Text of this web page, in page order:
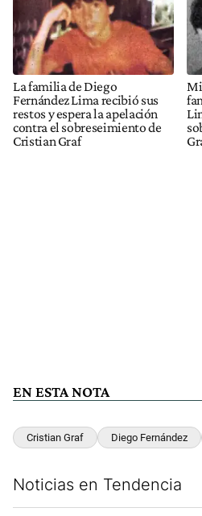
La familia de Diego
Fernández Lima recibió sus
restos y espera la apelación
contra el sobreseimiento de
Cristian Graf
EN ESTA NOTA
Cristian Graf Diego Fernández
Noticias en Tendencia